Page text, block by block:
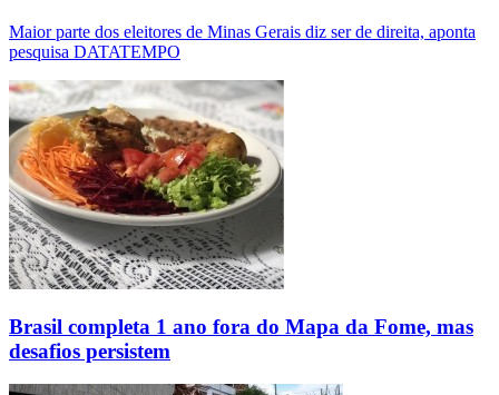
Maior parte dos eleitores de Minas Gerais diz ser de direita, aponta
pesquisa DATATEMPO
Brasil completa 1 ano fora do Mapa da Fome, mas
desafios persistem